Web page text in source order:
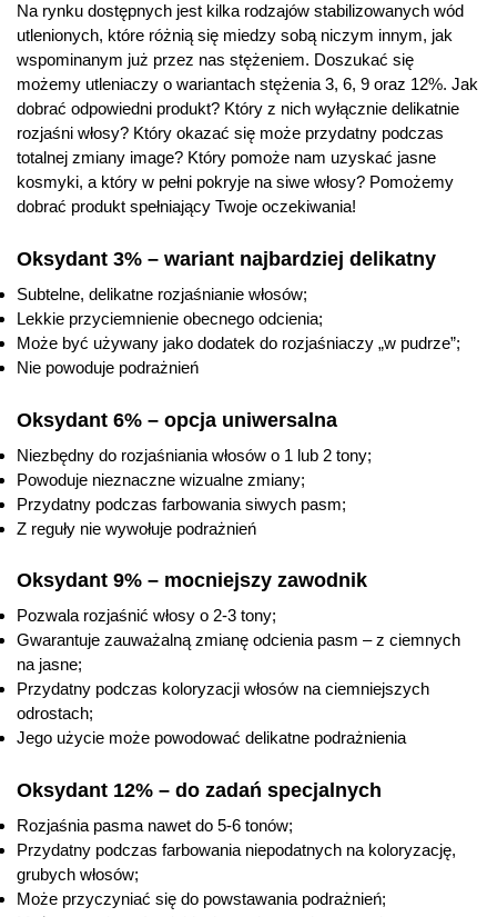
Na rynku dostępnych jest kilka rodzajów stabilizowanych wód
utlenionych, które różnią się miedzy sobą niczym innym, jak
wspominanym już przez nas stężeniem. Doszukać się
możemy utleniaczy o wariantach stężenia 3, 6, 9 oraz 12%. Jak
dobrać odpowiedni produkt? Który z nich wyłącznie delikatnie
rozjaśni włosy? Który okazać się może przydatny podczas
totalnej zmiany image? Który pomoże nam uzyskać jasne
kosmyki, a który w pełni pokryje na siwe włosy? Pomożemy
dobrać produkt spełniający Twoje oczekiwania!
Oksydant 3% – wariant najbardziej delikatny
Subtelne, delikatne rozjaśnianie włosów;
Lekkie przyciemnienie obecnego odcienia;
Może być używany jako dodatek do rozjaśniaczy „w pudrze”;
Nie powoduje podrażnień
Oksydant 6% – opcja uniwersalna
Niezbędny do rozjaśniania włosów o 1 lub 2 tony;
Powoduje nieznaczne wizualne zmiany;
Przydatny podczas farbowania siwych pasm;
Z reguły nie wywołuje podrażnień
Oksydant 9% – mocniejszy zawodnik
Pozwala rozjaśnić włosy o 2-3 tony;
Gwarantuje zauważalną zmianę odcienia pasm – z ciemnych
na jasne;
Przydatny podczas koloryzacji włosów na ciemniejszych
odrostach;
Jego użycie może powodować delikatne podrażnienia
Oksydant 12% – do zadań specjalnych
Rozjaśnia pasma nawet do 5-6 tonów;
Przydatny podczas farbowania niepodatnych na koloryzację,
grubych włosów;
Może przyczyniać się do powstawania podrażnień;